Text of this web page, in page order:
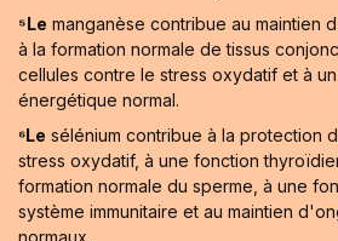
⁵Le manganèse contribue au maintien
à la formation normale de tissus
cellules contre le stress oxydatif et à
énergétique normal.
⁶Le sélénium contribue à la protection
stress oxydatif, à une fonction
formation normale du sperme, à une
système immunitaire et au maintien
normaux.